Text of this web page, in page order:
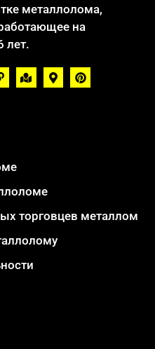
металлолома,
на
лет.
торговцев металлом